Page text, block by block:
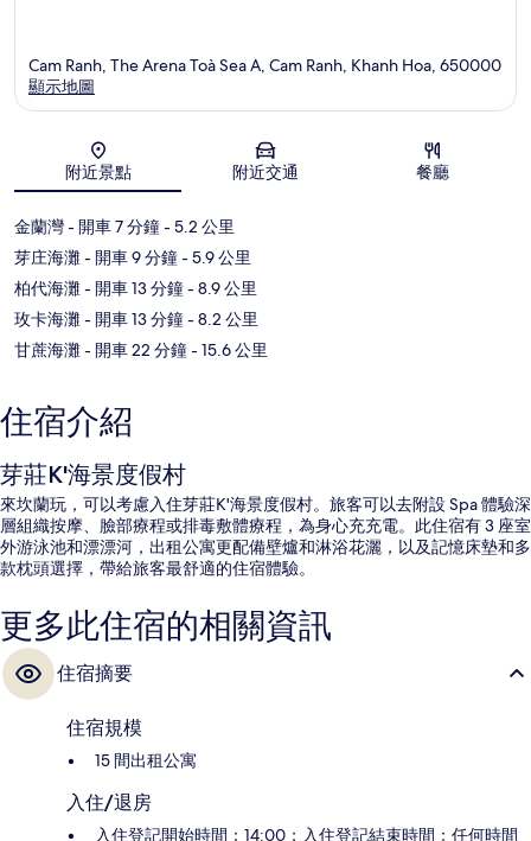
地圖
Cam Ranh, The Arena Toà Sea A, Cam Ranh, Khanh Hoa, 650000
顯示地圖
附近景點 附近交通 餐廳
金蘭灣- 開車 7 分鐘- 5.2 公里
芽庄海灘- 開車 9 分鐘- 5.9 公里
柏代海灘- 開車 13 分鐘- 8.9 公里
玫卡海灘- 開車 13 分鐘- 8.2 公里
甘蔗海灘- 開車 22 分鐘- 15.6 公里
住宿介紹
芽莊K'海景度假村
來坎蘭玩，可以考慮入住芽莊K'海景度假村。旅客可以去附設 Spa 體驗深
層組織按摩、臉部療程或排毒敷體療程，為身心充充電。此住宿有 3 座室
外游泳池和漂漂河，出租公寓更配備壁爐和淋浴花灑，以及記憶床墊和多
款枕頭選擇，帶給旅客最舒適的住宿體驗。
更多此住宿的相關資訊
住宿摘要
住宿規模
15 間出租公寓
入住/退房
入住登記開始時間：14:00；入住登記結束時間：任何時間